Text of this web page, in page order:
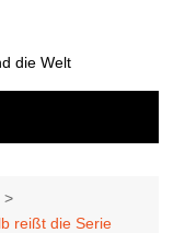
die Welt
reißt die Serie